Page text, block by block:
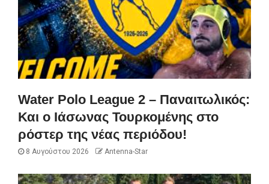
Water Polo League 2 – Παναιτωλικός:
Και ο Ιάσωνας Τουρκομένης στο
ρόστερ της νέας περιόδου!
8 Αυγούστου 2026 Antenna-Star